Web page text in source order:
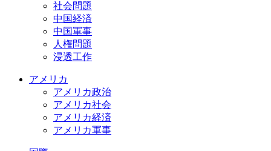
社会問題
中国経済
中国軍事
人権問題
浸透工作
アメリカ
アメリカ政治
アメリカ社会
アメリカ経済
アメリカ軍事